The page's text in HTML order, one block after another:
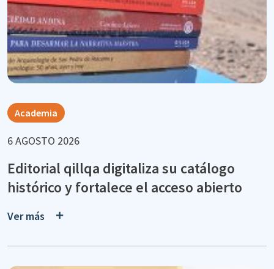
Academia
6 AGOSTO 2026
Editorial qillqa digitaliza su catálogo
histórico y fortalece el acceso abierto
Ver más